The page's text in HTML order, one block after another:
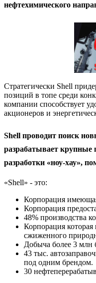
нефтехимического
Стратегически Shell
позиций в топе среди
компании способствует
акционеров и
Shell проводит поиск
разрабатывает крупные
разработки «ноу-хау»,
«Shell» - это:
Корпорация
Корпорация
48% производства
Корпорация
сжиженного
Добыча более 3 млн
43 тыс.
под одним брендом.
30